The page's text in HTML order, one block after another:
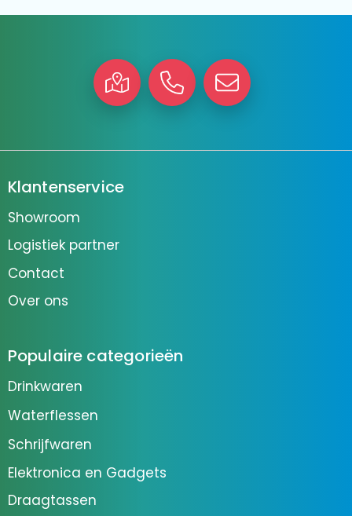
Klantenservice
Showroom
Logistiek partner
Contact
Over ons
Populaire categorieën
Drinkwaren
Waterflessen
Schrijfwaren
Elektronica en Gadgets
Draagtassen